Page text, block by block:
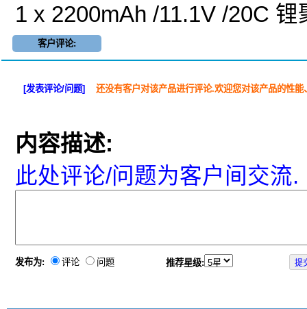
1 x 2200mAh /11.1V /20C
客户评论:
[发表评论/问题] 还没有客户对该产品进行评论.欢迎您对该产品的性
内容描述:
此处评论/问题为客户间交流.
发布为: 评论 问题 推荐星级: